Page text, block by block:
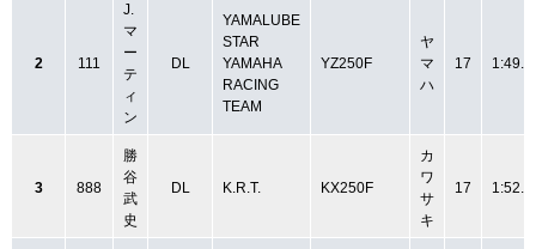
2 111
J.
マ
ー
テ
ィ
ン
DL
YAMALUBE
STAR
YAMAHA
RACING
TEAM
YZ250F
ヤ
マ
ハ
17
3 888
勝
谷
武
史
DL K.R.T. KX250F
カ
ワ
サ
キ
17